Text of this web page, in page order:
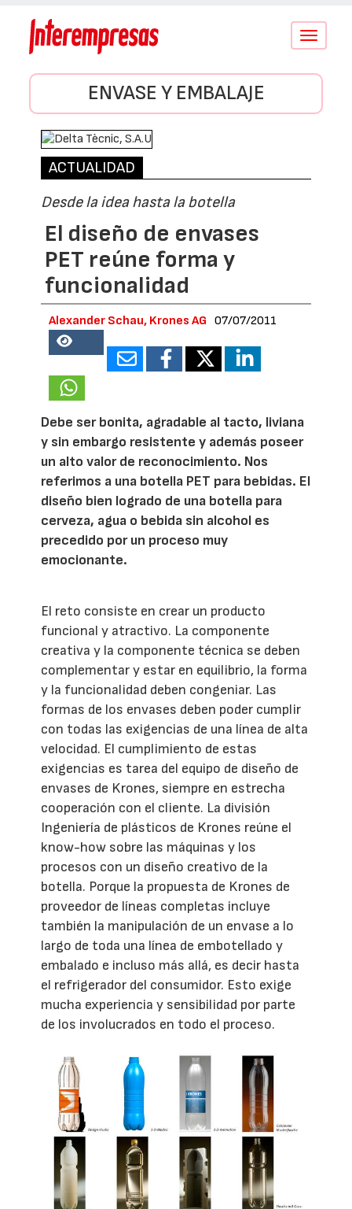
Conmutar
ENVASE Y EMBALAJE
ACTUALIDAD
Desde la idea hasta la botella
El diseño de envases
PET reúne forma y
funcionalidad
Alexander Schau, Krones AG 07/07/2011
25738
Debe ser bonita, agradable al tacto, liviana
y sin embargo resistente y además poseer
un alto valor de reconocimiento. Nos
referimos a una botella PET para bebidas. El
diseño bien logrado de una botella para
cerveza, agua o bebida sin alcohol es
precedido por un proceso muy
emocionante.
El reto consiste en crear un producto
funcional y atractivo. La componente
creativa y la componente técnica se deben
complementar y estar en equilibrio, la forma
y la funcionalidad deben congeniar. Las
formas de los envases deben poder cumplir
con todas las exigencias de una línea de alta
velocidad. El cumplimiento de estas
exigencias es tarea del equipo de diseño de
envases de Krones, siempre en estrecha
cooperación con el cliente. La división
Ingeniería de plásticos de Krones reúne el
know-how sobre las máquinas y los
procesos con un diseño creativo de la
botella. Porque la propuesta de Krones de
proveedor de líneas completas incluye
también la manipulación de un envase a lo
largo de toda una línea de embotellado y
embalado e incluso más allá, es decir hasta
el refrigerador del consumidor. Esto exige
mucha experiencia y sensibilidad por parte
de los involucrados en todo el proceso.